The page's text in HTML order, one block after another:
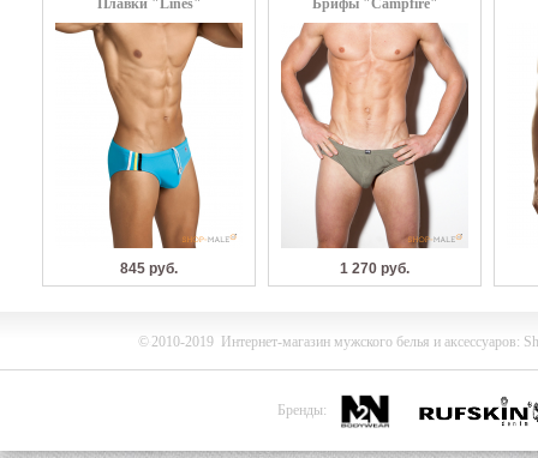
Плавки "Lines"
845 руб.
Брифы "Campfire"
1 270 руб.
©2010-2019 Интернет-магазин мужского белья и аксессуаров:
Бренды: